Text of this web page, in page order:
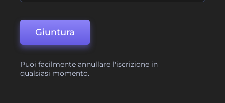
Giuntura
Puoi facilmente annullare l'iscrizione in
qualsiasi momento.